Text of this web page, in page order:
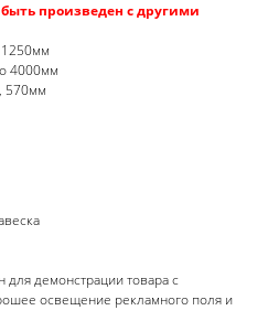
произведен с другими
4000мм
570мм
для демонстрации товара с
освещение рекламного поля и